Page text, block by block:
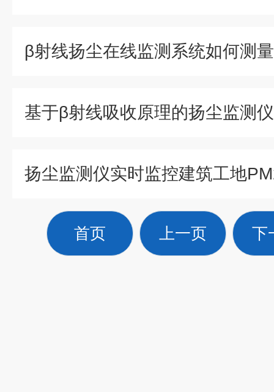
基于β射线吸收原理的扬尘监测仪
首页 上一页 下